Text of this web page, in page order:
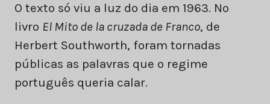
O texto só viu a luz do dia em 1963. No
livro El Mito de la cruzada de Franco, de
Herbert Southworth, foram tornadas
públicas as palavras que o regime
português queria calar.